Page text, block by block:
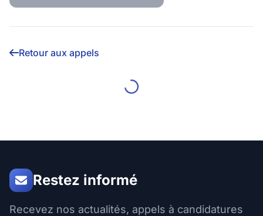
Retour aux appels
Restez informé
Recevez nos actualités, appels à candidatures